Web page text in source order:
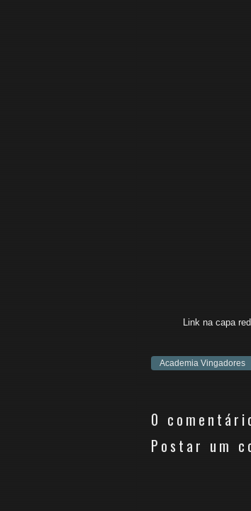
Link na capa
Academia Vingadores
0
Postar um